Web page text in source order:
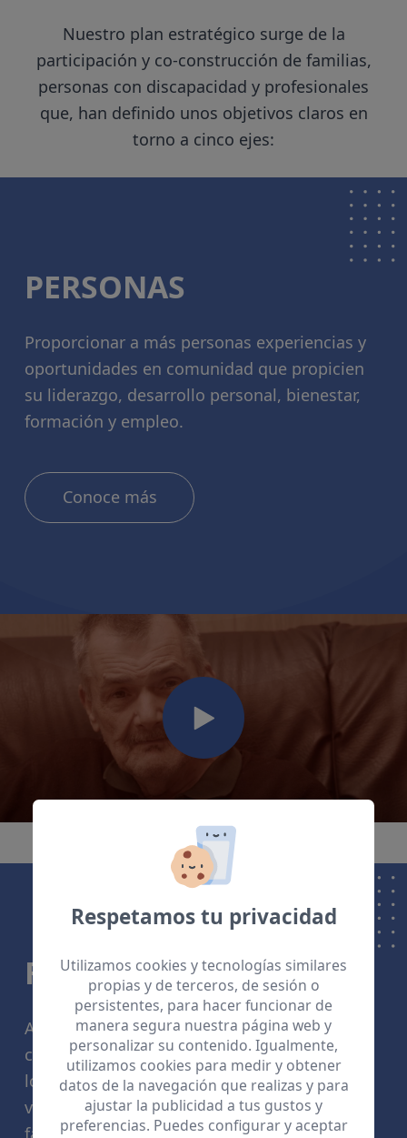
Nuestro plan estratégico surge de la
participación y co-construcción de familias,
personas con discapacidad y profesionales
que, han definido unos objetivos claros en
torno a cinco ejes:
PERSONAS
Proporcionar a más personas experiencias y
oportunidades en comunidad que propicien
su liderazgo, desarrollo personal, bienestar,
formación y empleo.
Conoce más
FAMILIAS
Acompañar a la red de apoyos de personas
con discapacidad, facilitando la orientación y
los apoyos que necesitan, promoviendo el
vínculo con otras familias o recursos y
Respetamos tu privacidad
Utilizamos cookies y tecnologías similares
propias y de terceros, de sesión o
persistentes, para hacer funcionar de
manera segura nuestra página web y
personalizar su contenido. Igualmente,
utilizamos cookies para medir y obtener
datos de la navegación que realizas y para
ajustar la publicidad a tus gustos y
preferencias. Puedes configurar y aceptar